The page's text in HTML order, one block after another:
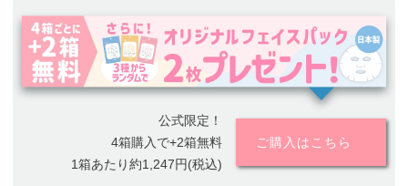
公式限定！
4箱購入で+2箱無料
1箱あたり約1,247円(税込)
ご購入はこちら